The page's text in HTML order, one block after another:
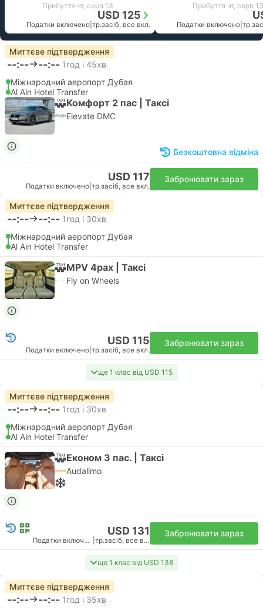
Прибуття чт, серп 13
USD 125
Податки включено тр.засіб, все вкл.
Прибуття чт, серп 13
Податки включено
Миттєве підтвердження
--:-- --:-- 1год і 45хв
Міжнародний аеропорт Дубая
Al Ain Hotel Transfer
Комфорт 2 пас | Таксі
Elevate DMC
Безкоштовна відміна
USD 117
Податки включено тр.засіб, все вкл.
Забронювати зараз
Миттєве підтвердження
--:-- --:-- 1год і 30хв
Міжнародний аеропорт Дубая
Al Ain Hotel Transfer
MPV 4pax | Таксі
Fly on Wheels
USD 115
Податки включено тр.засіб, все вкл.
Забронювати зараз
ще 1 клас від USD 115
Миттєве підтвердження
--:-- --:-- 1год і 30хв
Міжнародний аеропорт Дубая
Al Ain Hotel Transfer
Економ 3 пас. | Таксі
Audalimo
USD 131
Податки включено тр.засіб, все вкл.
Забронювати зараз
ще 1 клас від USD 138
Миттєве підтвердження
--:-- --:-- 1год і 35хв